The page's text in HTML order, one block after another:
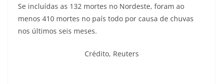
Se incluídas as 132 mortes no Nordeste, foram ao
menos 410 mortes no país todo por causa de chuvas
nos últimos seis meses.
Crédito, Reuters